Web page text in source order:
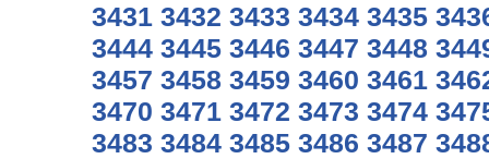
3431 3432 3433 3434 3435
3444 3445 3446 3447 3448
3457 3458 3459 3460 3461
3470 3471 3472 3473 3474
3483 3484 3485 3486 3487